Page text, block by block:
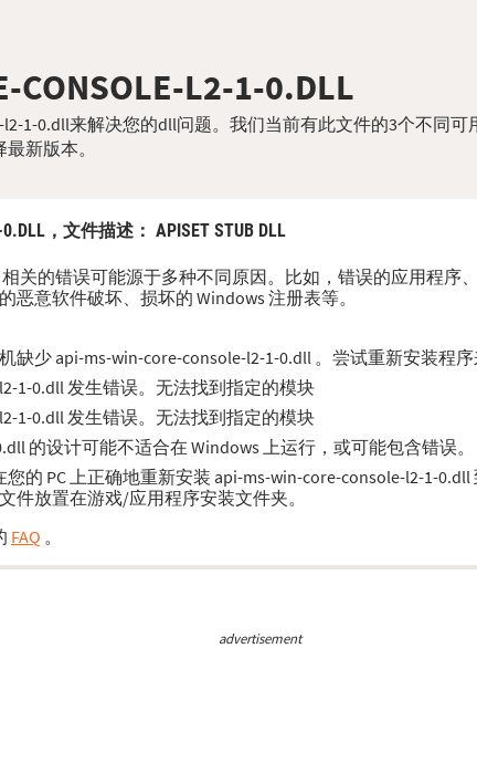
CONSOLE-L2-1-0.DLL
1-0.dll来解决您的dll问题。我们当前有此文件的3个不同可
新版本。
， 文件描述 ： APISET STUB DLL
关的错误可能源于多种不同原因。比如，错误的应用程序
恶意软件破坏、损坏的 Windows 注册表等。
缺少 api-ms-win-core-console-l2-1-0.dll 。尝试重新安装程序
1-0.dll 发生错误。无法找到指定的模块
1-0.dll 发生错误。无法找到指定的模块
的设计可能不适合在 Windows 上运行，或可能包含错误。
的 PC 上正确地重新安装 api-ms-win-core-console-l2-1-
件放置在游戏/应用程序安装文件夹。
FAQ 。
advertisement